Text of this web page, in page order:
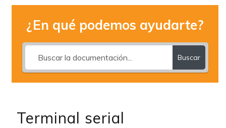
¿En qué podemos ayudarte?
Buscar
Terminal serial